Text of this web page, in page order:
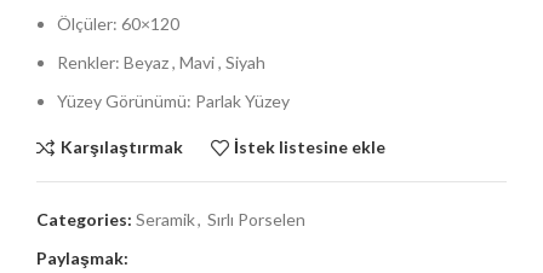
Ölçüler: 60×120
Renkler: Beyaz , Mavi , Siyah
Yüzey Görünümü: Parlak Yüzey
Karşılaştırmak İstek listesine ekle
Categories: Seramik, Sırlı Porselen
Paylaşmak: